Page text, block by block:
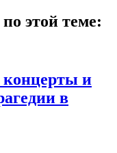
этой теме:
концерты и
в